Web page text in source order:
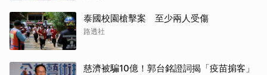
泰國校園槍擊案 至少兩人受傷
路透社
慈濟被騙10億！郭台銘證詞揭「疫苗掮客」